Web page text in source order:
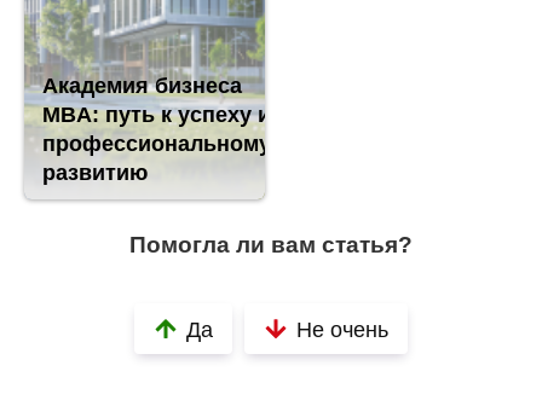
Академия бизнеса
MBA: путь к успеху и
профессиональному
развитию
Помогла ли вам статья?
Да Не очень